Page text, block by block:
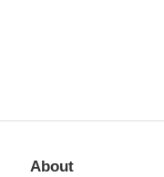
About